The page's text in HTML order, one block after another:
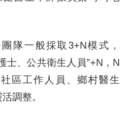
一般採取3+N模式，
士、公共衛生人員”+N，N
區工作人員、鄉村醫生
調整。